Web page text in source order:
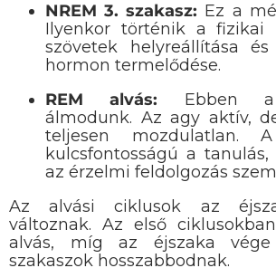
NREM 3. szakasz: Ez a
Ilyenkor történik a fizikai
szövetek helyreállítása
hormon termelődése.
REM alvás: Ebben a
álmodunk. Az agy aktív,
teljesen mozdulatlan.
kulcsfontosságú a
az érzelmi feldolgozás
Az alvási ciklusok az
változnak. Az első
alvás, míg az éjszaka
szakaszok hosszabbodnak.